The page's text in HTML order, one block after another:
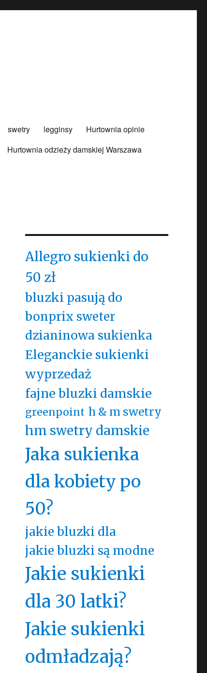
swetry legginsy
Hurtownia opinie
Hurtownia odzieży damskiej Warszawa
Allegro sukienki do
50 zł
bluzki pasują do
bonprix sweter
dzianinowa sukienka
Eleganckie sukienki
wyprzedaż
fajne bluzki damskie
greenpoint h & m swetry
hm swetry damskie
Jaka sukienka
dla kobiety po
50?
jakie bluzki dla
jakie bluzki są modne
Jakie sukienki
dla 30 latki?
Jakie sukienki
odmładzają?